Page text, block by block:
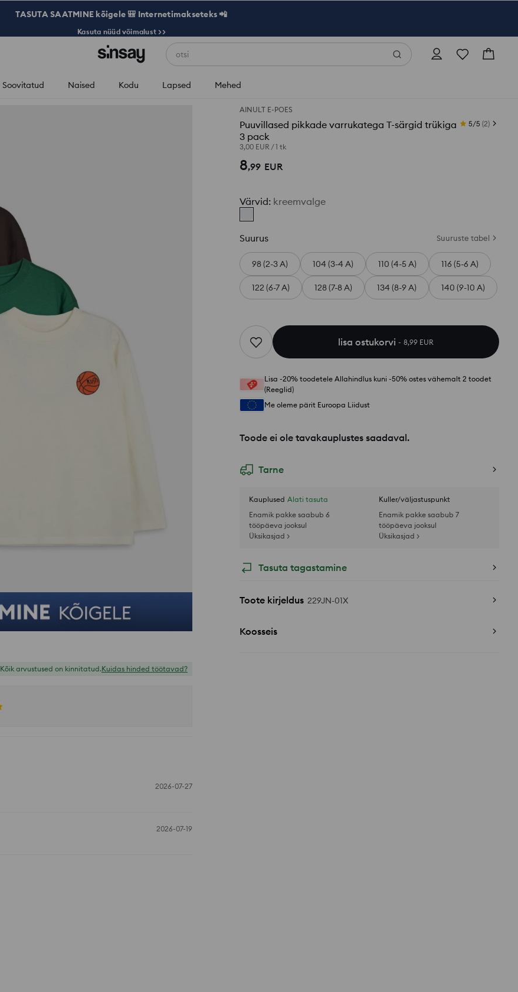
TASUTA SAATMINE kõigele 🎒 Internetimakseteks 📲
Kasuta nüüd võimalust >>
otsi
Soovitatud Naised Kodu Lapsed Mehed
AINULT E-POES
Puuvillased pikkade varrukatega T-särgid trükiga
3 pack
3,00 EUR /1 tk
5/5 (2)
8,99 EUR
Värvid: kreemvalge
Suurus Suuruste tabel
98 (2-3 A) 104 (3-4 A) 110 (4-5 A) 116 (5-6 A)
122 (6-7 A) 128 (7-8 A) 134 (8-9 A) 140 (9-10 A)
lisa ostukorvi 8,99 EUR
Lisa -20% toodetele Allahindlus kuni -50% ostes vähemalt 2 toodet
(Reeglid)
Me oleme pärit Euroopa Liidust
Toode ei ole tavakauplustes saadaval.
Tarne
Kauplused Alati tasuta
Enamik pakke saabub 6
tööpäeva jooksul
Üksikasjad >
Kuller/väljastuspunkt
Enamik pakke saabub 7
tööpäeva jooksul
Üksikasjad >
Tasuta tagastamine
Toote kirjeldus 229JN-01X
Koosseis
Kõik arvustused on kinnitatud.Kuidas hinded töötavad?
2026-07-27
2026-07-19